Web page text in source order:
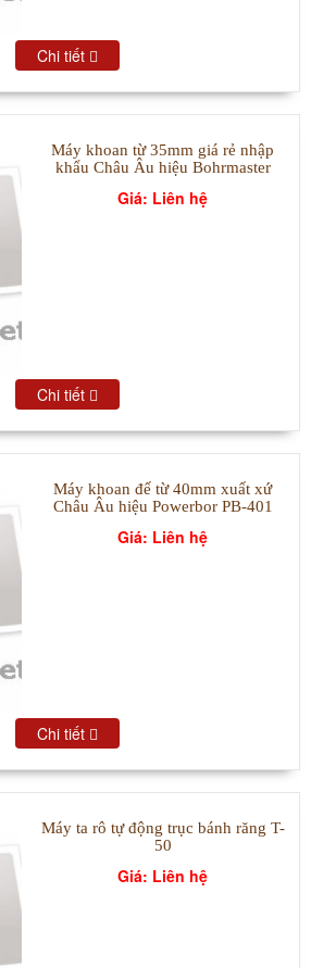
Chi tiết
Máy khoan từ 35mm giá rẻ nhập
khẩu Châu Âu hiệu Bohrmaster
Giá: Liên hệ
Chi tiết
Máy khoan đế từ 40mm xuất xứ
Châu Âu hiệu Powerbor PB-401
Giá: Liên hệ
Chi tiết
Máy ta rô tự động trục bánh răng T-
50
Giá: Liên hệ